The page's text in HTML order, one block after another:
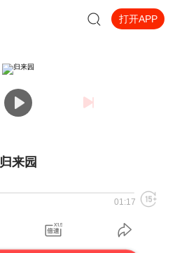
打开APP
归来园
01:17